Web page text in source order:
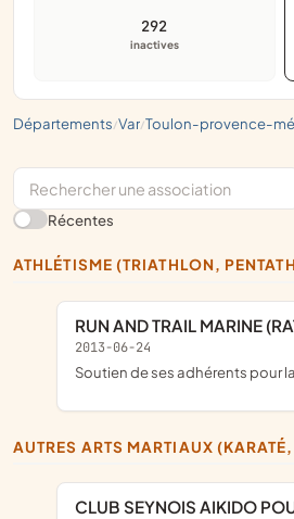
départements/ var/ toulon-provence-
292
inactives
Récentes
ATHLÉTISME (TRIATHLON,
RUN AND TRAIL MARINE
2013-06-24
soutien de ses adhérents pour
AUTRES ARTS MARTIAUX
CLUB SEYNOIS AIKIDO